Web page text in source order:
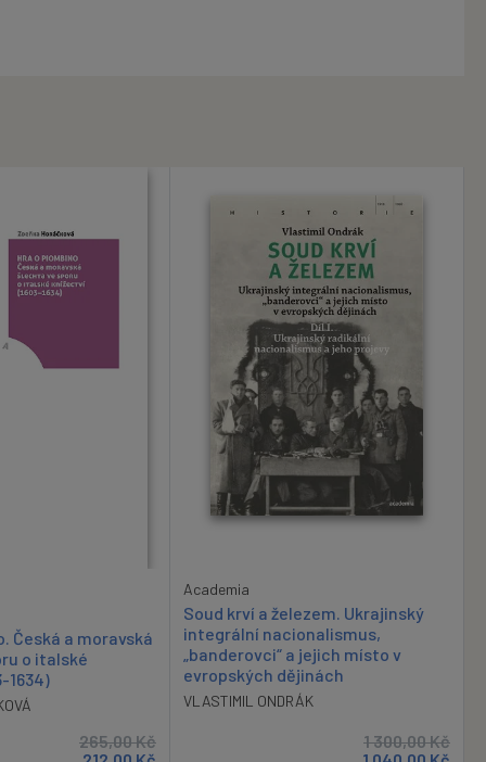
Česká a moravská
o italské
1634)
265,00Kč
Academia
Soud krví a železem. Ukrajinský
integrální nacionalismus,
„banderovci“ a jejich místo v
evropských dějinách
VLASTIMIL ONDRÁK
1 300,00Kč